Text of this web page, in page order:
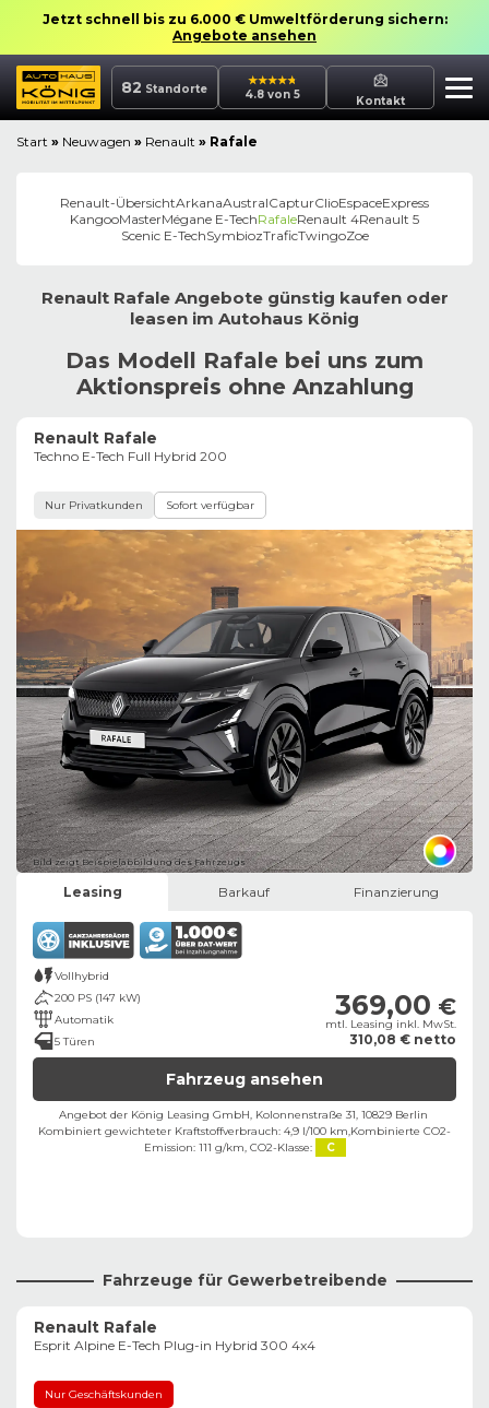
Jetzt schnell bis zu 6.000 € Umweltförderung sichern:
Angebote ansehen
82 Standorte 4.8 von 5 Kontakt
Start » Neuwagen » Renault » Rafale
Renault-ÜbersichtArkanaAustralCapturClioEspaceExpress
KangooMasterMégane E-TechRafaleRenault 4Renault 5
Scenic E-TechSymbiozTraficTwingoZoe
Renault Rafale Angebote günstig kaufen oder
leasen im Autohaus König
Das Modell Rafale bei uns zum
Aktionspreis ohne Anzahlung
Renault Rafale
Techno E-Tech Full Hybrid 200
Nur Privatkunden Sofort verfügbar
Bild zeigt Beispielabbildung des Fahrzeugs
Leasing Barkauf Finanzierung
Vollhybrid
200 PS (147 kW)
Automatik
5 Türen
369,00 €
mtl. Leasing inkl. MwSt.
310,08 € netto
Fahrzeug ansehen
Angebot der König Leasing GmbH, Kolonnenstraße 31, 10829 Berlin ​
Kombiniert gewichteter Kraftstoffverbrauch: 4,9 l/100 km,Kombinierte CO2-
Emission: 111 g/km, CO2-Klasse: C
Fahrzeuge für Gewerbetreibende
Renault Rafale
Esprit Alpine E-Tech Plug-in Hybrid 300 4x4
Nur Geschäftskunden